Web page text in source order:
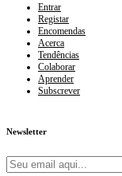
Entrar
Registar
Encomendas
Acerca
Tendências
Colaborar
Aprender
Subscrever
Newsletter